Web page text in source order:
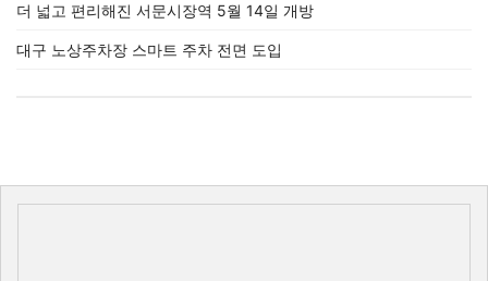
더 넓고 편리해진 서문시장역 5월 14일 개방
대구 노상주차장 스마트 주차 전면 도입